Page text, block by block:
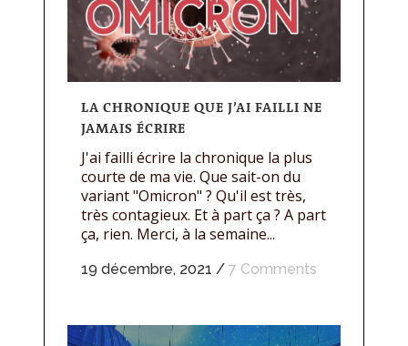
LA CHRONIQUE QUE J’AI FAILLI NE
JAMAIS ÉCRIRE
J'ai failli écrire la chronique la plus
courte de ma vie. Que sait-on du
variant "Omicron" ? Qu'il est très,
très contagieux. Et à part ça ? A part
ça, rien. Merci, à la semaine...
19 décembre, 2021 / 7 Comments